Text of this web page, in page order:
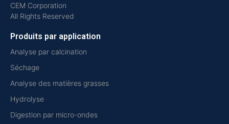
CEM Corporation
All Rights Reserved
Produits par application
Analyse par calcination
Séchage
Analyse des matières grasses
Hydrolyse
Digestion par micro-ondes